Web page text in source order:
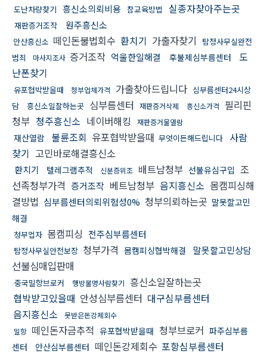
도난차량찾기 흥신소의뢰비용 참교육방법 실종자찾아주는곳
재판증거조작 원주흥신소
안산흥신소 떼인돈불법회수 환치기 가출자찾기
탐정사무실완전
범죄
마사지조사 증거조작 억울한일해결 후불제심부름센터
도
난폰찾기
유포협박받을때 청부업체가격 가출찾아드립니다 심부름센터24시상
담
흥신소일잘하는곳 심부름센터 재판증거삭제 흥신소가격
필리핀
청부 청주흥신소 네이버해킹 재판증거물열람
재산열람 불륜조회 유포협박받을때 무엇이든해드립니다
사람
찾기 고민바로해결흥신소
환치기 텔레그램추적 신분증위조 배트남청부 선불유심구입 조
선족청부가격 증거조작 베트남청부 음지흥신소 몸캠피싱해
결방법 심부름센터의뢰위험성0% 청부의뢰하는곳 말못할고민
해결
청부업자 몸캠피싱 전주심부름센터
탐정사무실안전보장 청부가격 몸캠피싱협박해결 말못할고민상담
선불심매입판매
중국밀항브로커 행방불명사람찾기 흥신소일잘하는곳
협박받고있을때 안성심부름센터 대구심부름센터
음지흥신소
못받은돈강제회수
밀항 떼인돈자금추적 유포협박받을때 청부브로커 파주심부름
센터
안산심부름센터 떼인돈강제회수 포항심부름센터